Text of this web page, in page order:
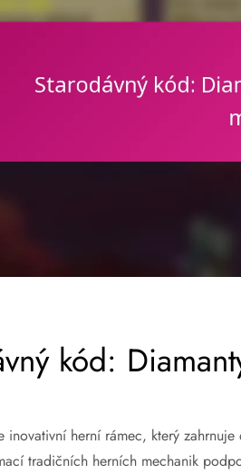
kód:
herní rámec, který
tradičních herních mechanik